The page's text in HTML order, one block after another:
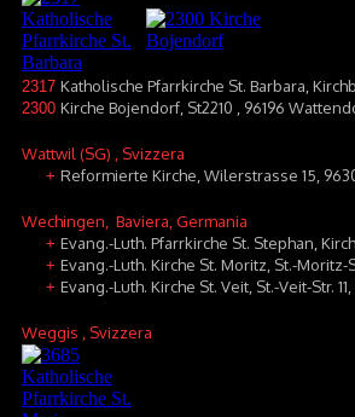
2317 Katholische Pfarrkirche St. Barbara,
2300 Kirche Bojendorf, St2210 , 96196
Wattwil (SG) , Svizzera
+ Reformierte Kirche, Wilerstrasse 15,
Wechingen , Baviera, Germania
+ Evang.-Luth. Pfarrkirche St. Stephan,
+ Evang.-Luth. Kirche St. Moritz, St.-
+ Evang.-Luth. Kirche St. Veit, St.-Veit-Str.
Weggis , Svizzera